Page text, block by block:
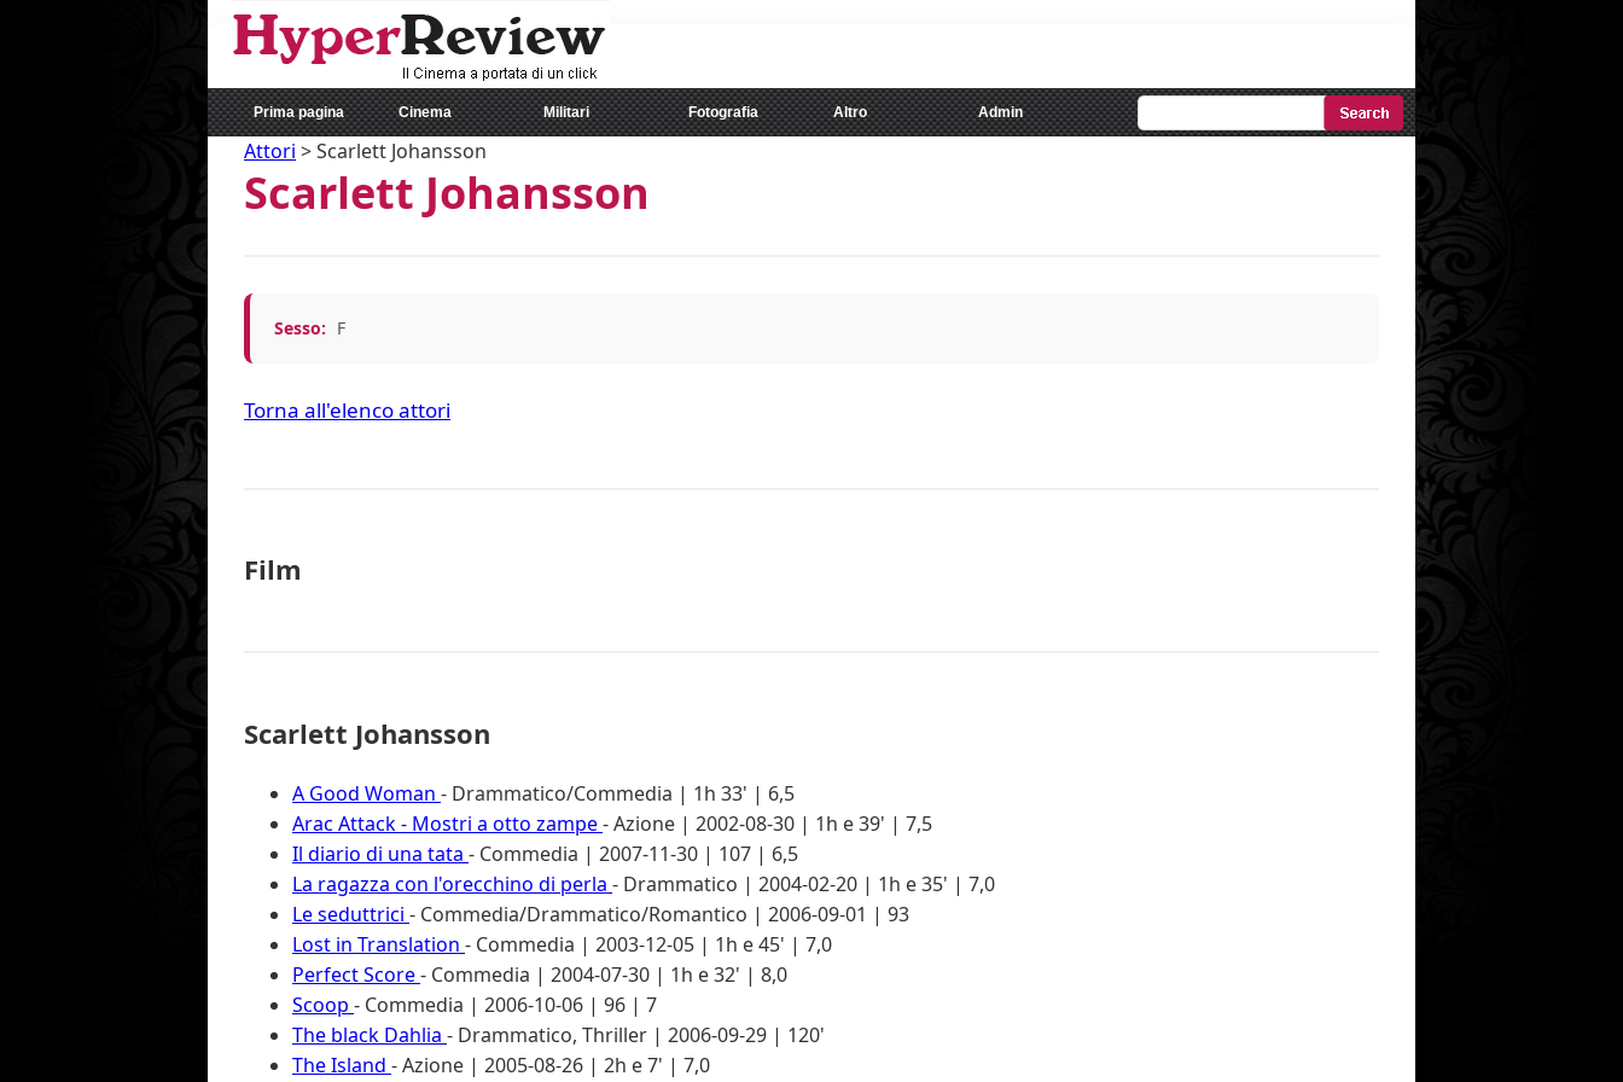
Prima pagina Cinema Militari Fotografia Altro Admin
Attori >Scarlett Johansson
Scarlett Johansson
Sesso: F
Torna all'elenco attori
Film
Scarlett Johansson
A Good Woman - Drammatico/Commedia | 1h 33' | 6,5
Arac Attack - Mostri a otto zampe- Azione | 2002-08-30 | 1h e 39' | 7,5
Il diario di una tata - Commedia | 2007-11-30 | 107 | 6,5
La ragazza con l'orecchino di perla - Drammatico | 2004-02-20 | 1h e 35' | 7,0
Le seduttrici - Commedia/Drammatico/Romantico | 2006-09-01 | 93
Lost in Translation - Commedia | 2003-12-05 | 1h e 45' | 7,0
Perfect Score- Commedia | 2004-07-30 | 1h e 32' | 8,0
Scoop - Commedia | 2006-10-06 | 96 | 7
The black Dahlia - Drammatico, Thriller | 2006-09-29 | 120'
The Island - Azione | 2005-08-26 | 2h e 7' | 7,0